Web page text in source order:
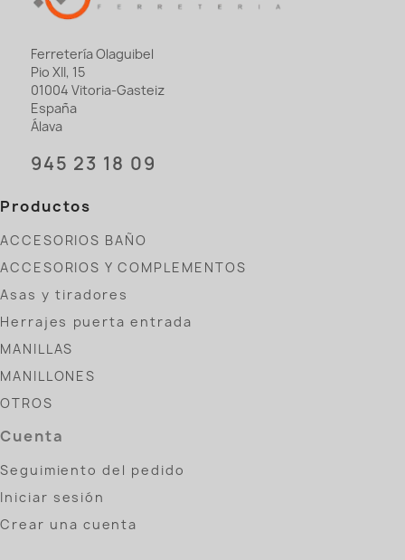
Ferretería Olaguibel
Pio XII, 15
01004 Vitoria-Gasteiz
España
Álava
945 23 18 09
Productos
ACCESORIOS BAÑO
ACCESORIOS Y COMPLEMENTOS
Asas y tiradores
Herrajes puerta entrada
MANILLAS
MANILLONES
OTROS
Cuenta
Seguimiento del pedido
Iniciar sesión
Crear una cuenta